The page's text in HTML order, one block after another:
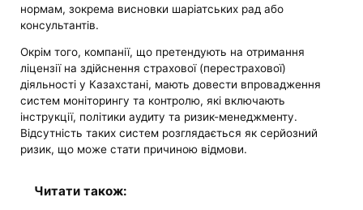
нормам, зокрема висновки шаріатських рад або
консультантів.
Окрім того, компанії, що претендують на отримання
ліцензії на здійснення страхової (перестрахової)
діяльності у Казахстані, мають довести впровадження
систем моніторингу та контролю, які включають
інструкції, політики аудиту та ризик-менеджменту.
Відсутність таких систем розглядається як серйозний
ризик, що може стати причиною відмови.
Читати також: